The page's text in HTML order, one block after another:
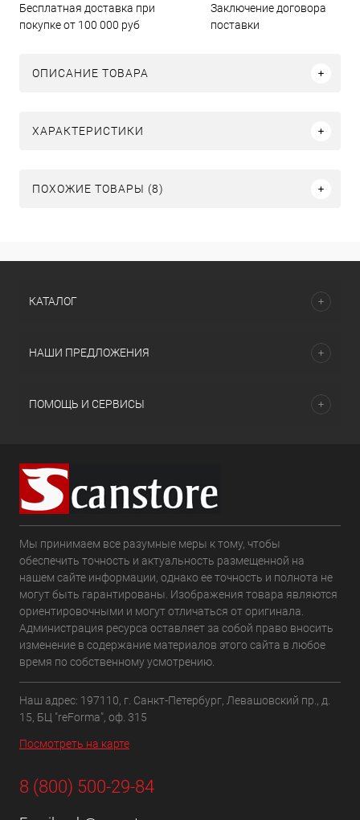
Бесплатная доставка при
покупке от 100 000 руб
Заключение договора
поставки
ОПИСАНИЕ ТОВАРА
ХАРАКТЕРИСТИКИ
ПОХОЖИЕ ТОВАРЫ (8)
КАТАЛОГ
НАШИ ПРЕДЛОЖЕНИЯ
ПОМОЩЬ И СЕРВИСЫ
Мы принимаем все разумные меры к тому, чтобы
обеспечить точность и актуальность размещенной на
нашем сайте информации, однако ее точность и полнота не
могут быть гарантированы. Изображения товара являются
ориентировочными и могут отличаться от оригинала.
Администрация ресурса оставляет за собой право вносить
изменение в содержание материалов этого сайта в любое
время по собственному усмотрению.
Наш адрес: 197110, г. Санкт-Петербург, Левашовский пр., д.
15, БЦ "reForma", оф. 315
Посмотреть на карте
8 (800) 500-29-84